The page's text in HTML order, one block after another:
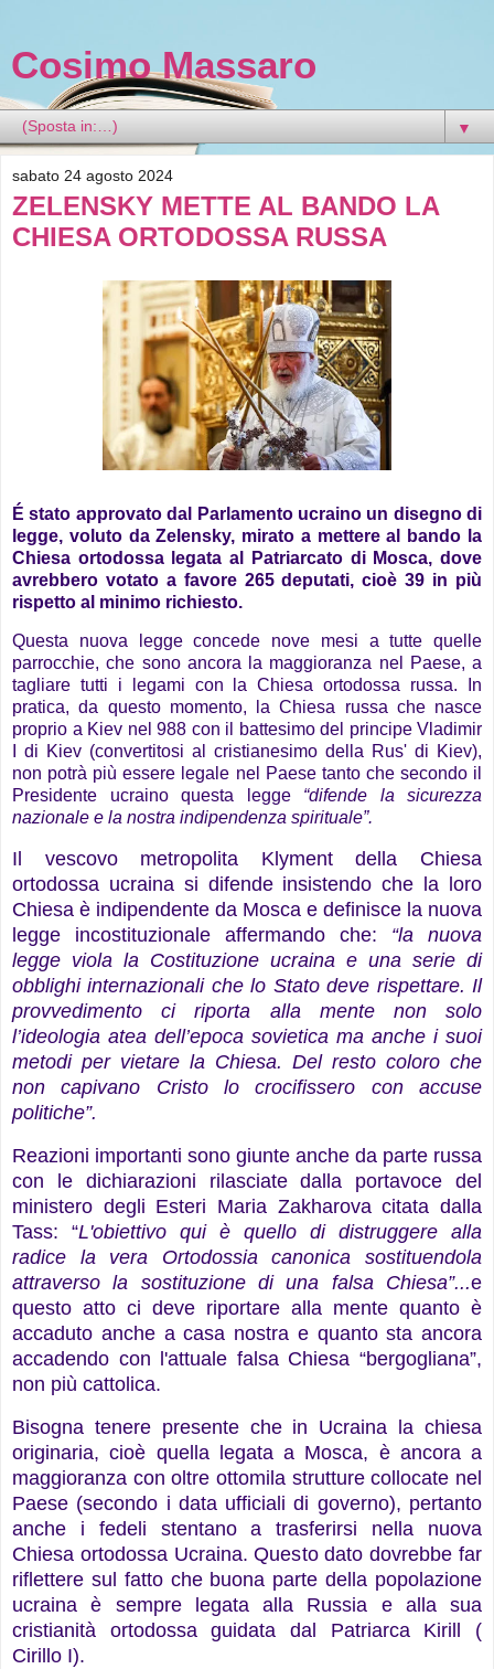
Cosimo Massaro
▼
sabato 24 agosto 2024
ZELENSKY METTE AL BANDO LA
CHIESA ORTODOSSA RUSSA
É stato approvato dal Parlamento ucraino un disegno di
legge, voluto da Zelensky, mirato a mettere al bando la
Chiesa ortodossa legata al Patriarcato di Mosca, dove
avrebbero votato a favore 265 deputati, cioè 39 in più
rispetto al minimo richiesto.
Questa nuova legge concede nove mesi a tutte quelle
parrocchie, che sono ancora la maggioranza nel Paese, a
tagliare tutti i legami con la Chiesa ortodossa russa. In
pratica, da questo momento, la Chiesa russa che nasce
proprio a Kiev nel 988 con il battesimo del principe Vladimir
I di Kiev (convertitosi al cristianesimo della Rus' di Kiev),
non potrà più essere legale nel Paese tanto che secondo il
Presidente ucraino questa legge “difende la sicurezza
nazionale e la nostra indipendenza spirituale”.
Il vescovo metropolita Klyment della Chiesa
ortodossa ucraina si difende insistendo che la loro
Chiesa è indipendente da Mosca e definisce la nuova
legge incostituzionale affermando che: “la nuova
legge viola la Costituzione ucraina e una serie di
obblighi internazionali che lo Stato deve rispettare. Il
provvedimento ci riporta alla mente non solo
l’ideologia atea dell’epoca sovietica ma anche i suoi
metodi per vietare la Chiesa. Del resto coloro che
non capivano Cristo lo crocifissero con accuse
politiche”.
Reazioni importanti sono giunte anche da parte russa
con le dichiarazioni rilasciate dalla portavoce del
ministero degli Esteri Maria Zakharova citata dalla
Tass: “L'obiettivo qui è quello di distruggere alla
radice la vera Ortodossia canonica sostituendola
attraverso la sostituzione di una falsa Chiesa”...e
questo atto ci deve riportare alla mente quanto è
accaduto anche a casa nostra e quanto sta ancora
accadendo con l'attuale falsa Chiesa “bergogliana”,
non più cattolica.
Bisogna tenere presente che in Ucraina la chiesa
originaria, cioè quella legata a Mosca, è ancora a
maggioranza con oltre ottomila strutture collocate nel
Paese (secondo i data ufficiali di governo), pertanto
anche i fedeli stentano a trasferirsi nella nuova
Chiesa ortodossa Ucraina. Questo dato dovrebbe far
riflettere sul fatto che buona parte della popolazione
ucraina è sempre legata alla Russia e alla sua
cristianità ortodossa guidata dal Patriarca Kirill (
Cirillo I).